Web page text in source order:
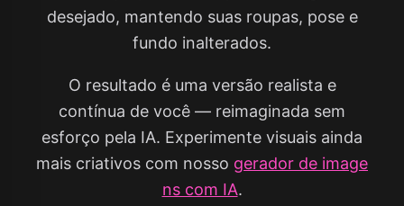
desejado, mantendo suas roupas, pose e
fundo inalterados.
O resultado é uma versão realista e
contínua de você — reimaginada sem
esforço pela IA. Experimente visuais ainda
mais criativos com nosso gerador de image
ns com IA.